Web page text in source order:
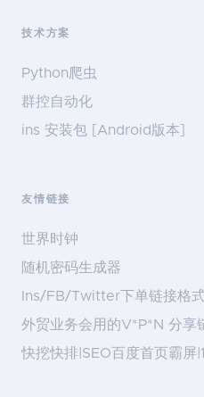
技术方案
Python爬虫
群控自动化
ins 安装包 [Android版本]
友情链接
世界时钟
随机密码生成器
Ins/FB/Twitter下单链接格式
外贸业务会用的V*P*N 分享
快挖快排|SEO百度首页霸屏